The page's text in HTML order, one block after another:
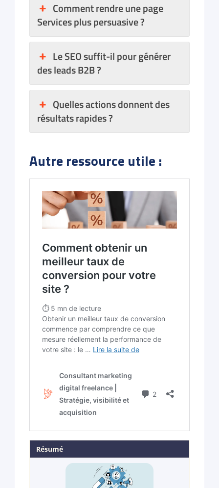
Comment rendre une page
Services plus persuasive ?
Le SEO suffit-il pour générer
des leads B2B ?
Quelles actions donnent des
résultats rapides ?
Autre ressource utile :
Résumé